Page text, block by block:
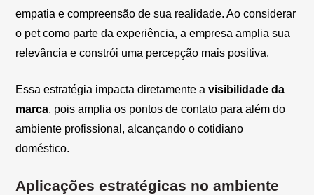
empatia e compreensão de sua realidade. Ao considerar
o pet como parte da experiência, a empresa amplia sua
relevância e constrói uma percepção mais positiva.
Essa estratégia impacta diretamente avisibilidade da
marca, pois amplia os pontos de contato para além do
ambiente profissional, alcançando o cotidiano
doméstico.
Aplicações estratégicas no ambiente